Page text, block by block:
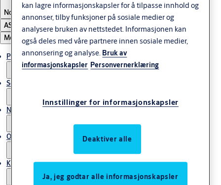
Norway
ASSA ABLOY Group
Meny
Produkter og løsninger
Service
Nyheter & artikler
Om ASSA ABLOY Norway
Kontakt oss
kan lagre informasjonskapsler for å tilpasse innhold og
annonser, tilby funksjoner på sosiale medier og
analysere bruken av nettstedet. Informasjonen kan
også deles med våre partnere innen sosiale medier,
annonsering og analyse. Bruk av
informasjonskapsler Personvernerklæring
Innstillinger for informasjonskapsler
Deaktiver alle
Ja, jeg godtar alle informasjonskapsler